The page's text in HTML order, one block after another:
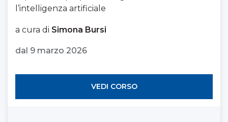
l’intelligenza artificiale
a cura di Simona Bursi
dal 9 marzo 2026
VEDI CORSO